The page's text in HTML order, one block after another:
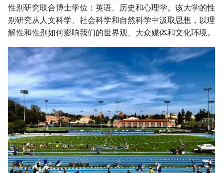
性别研究联合博士学位：英语、历史和心理学。该大学的性
别研究从人文科学、社会科学和自然科学中汲取思想，以理
解性和性别如何影响我们的世界观、大众媒体和文化环境。